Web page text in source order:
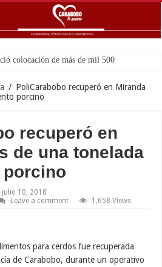
/ PoliCarabobo recuperó en Miranda
porcino
recuperó en
de una tonelada
porcino
julio 10, 2018
Leave a comment 1,658 Views
para cerdos fue recuperada
de Carabobo, durante un operativo